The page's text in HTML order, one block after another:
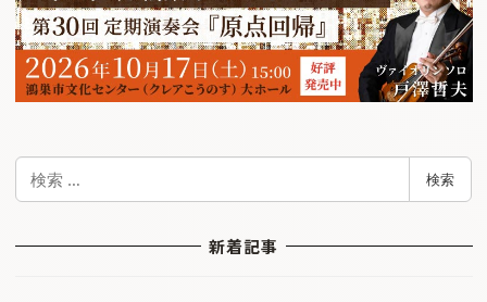
検
検索
新着記事